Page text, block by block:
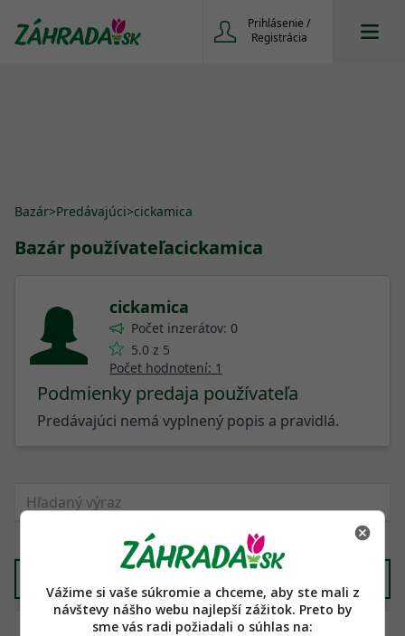
Prihlásenie /
Registrácia
Bazár>Predávajúci>cickamica
Bazár používateľacickamica
cickamica
Počet inzerátov: 0
5.0 z 5
Počet hodnotení: 1
Podmienky predaja používateľa
Predávajúci nemá vyplnený popis a pravidlá.
Vážime si vaše súkromie a chceme, aby ste mali z
návštevy nášho webu najlepší zážitok. Preto by
sme vás radi požiadali o súhlas na: